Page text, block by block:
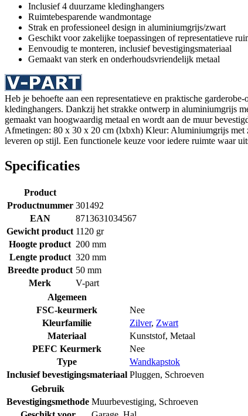
Inclusief 4 duurzame kledinghangers
Ruimtebesparende wandmontage
Strak en professioneel design in aluminiumgrijs/zwart
Geschikt voor zakelijke toepassingen of representatieve
Eenvoudig te monteren, inclusief bevestigingsmateriaal
Gemaakt van sterk en onderhoudsvriendelijk metaal
Heb je behoefte aan een representatieve en praktische
kledinghangers. Dankzij het strakke ontwerp in aluminiumgrijs
gemaakt van hoogwaardig metaal en wordt aan de muur
Afmetingen: 80 x 30 x 20 cm (lxbxh) Kleur: Aluminiumgrijs met
leveren op stijl. Een functionele keuze voor iedere ruimte waar
Specificaties
Product
Productnummer 301492
EAN
8713631034567
Gewicht product 1120 gr
Hoogte product 200 mm
Lengte product 320 mm
Breedte product 50 mm
Merk
V-part
Algemeen
FSC-keurmerk
Nee
Kleurfamilie
Zilver, Zwart
Materiaal
Kunststof, Metaal
PEFC Keurmerk
Nee
Type
Wandkapstok
Inclusief bevestigingsmateriaal Pluggen, Schroeven
Gebruik
Bevestigingsmethode Muurbevestiging, Schroeven